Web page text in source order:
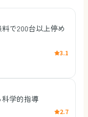
で200台以上停め
3.1
学的指導
2.7